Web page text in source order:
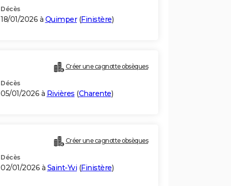
Décès
18/01/2026 à Quimper(Finistère)
Créer une cagnotte obsèques
Décès
05/01/2026 à Rivières (Charente)
Créer une cagnotte obsèques
Décès
02/01/2026 à Saint-Yvi (Finistère)